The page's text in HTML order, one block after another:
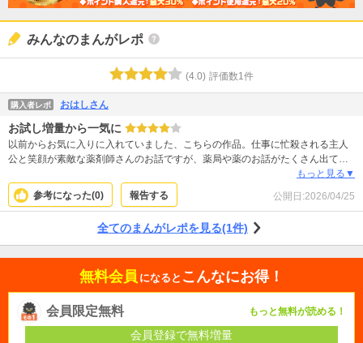
みんなのまんがレポ
(4.0) 評価数1件
購入者レポ おはしさん
お試し増量から一気に
以前からお気に入りに入れていました、こちらの作品。仕事に忙殺される主人
公と笑顔が素敵な薬剤師さんのお話ですが、薬局や薬のお話がたくさん出てく
るわけではないのでほのぼのラブコメです。 途中までしか単行本化（デジタル
配信）していないようなので、結末は分冊で読むしかありませんので購入の方
は間違えないように気をつけてください。 日常に忙殺されている方や爽やかイ
もっと見る▼
参考になった(0) 報告する 公開日:2026/04/25
全てのまんがレポを見る(1件)
無料会員 になると こんなにお得！
会員限定無料 もっと無料が読める！
会員登録で無料増量